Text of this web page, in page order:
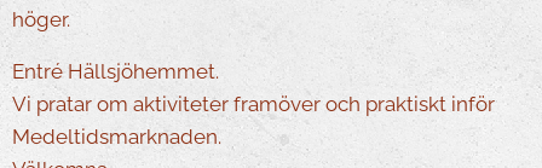
höger.
Entré Hällsjöhemmet.
Vi pratar om aktiviteter framöver och praktiskt inför
Medeltidsmarknaden.